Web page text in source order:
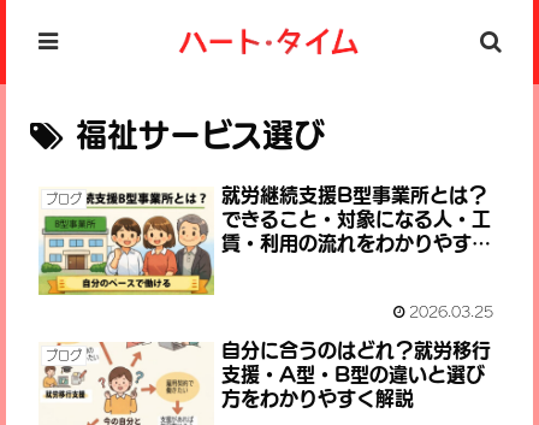
福祉サービス選び
ブログ
就労継続支援B型事業所とは？
できること・対象になる人・工
賃・利用の流れをわかりやすく
2026.03.25
ブログ
自分に合うのはどれ？就労移行
支援・A型・B型の違いと選び
方をわかりやすく解説